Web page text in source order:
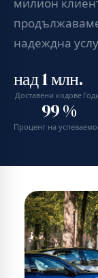
милион
надеждна
над 1 млн.
Доставени кодове
99 %
Процент на